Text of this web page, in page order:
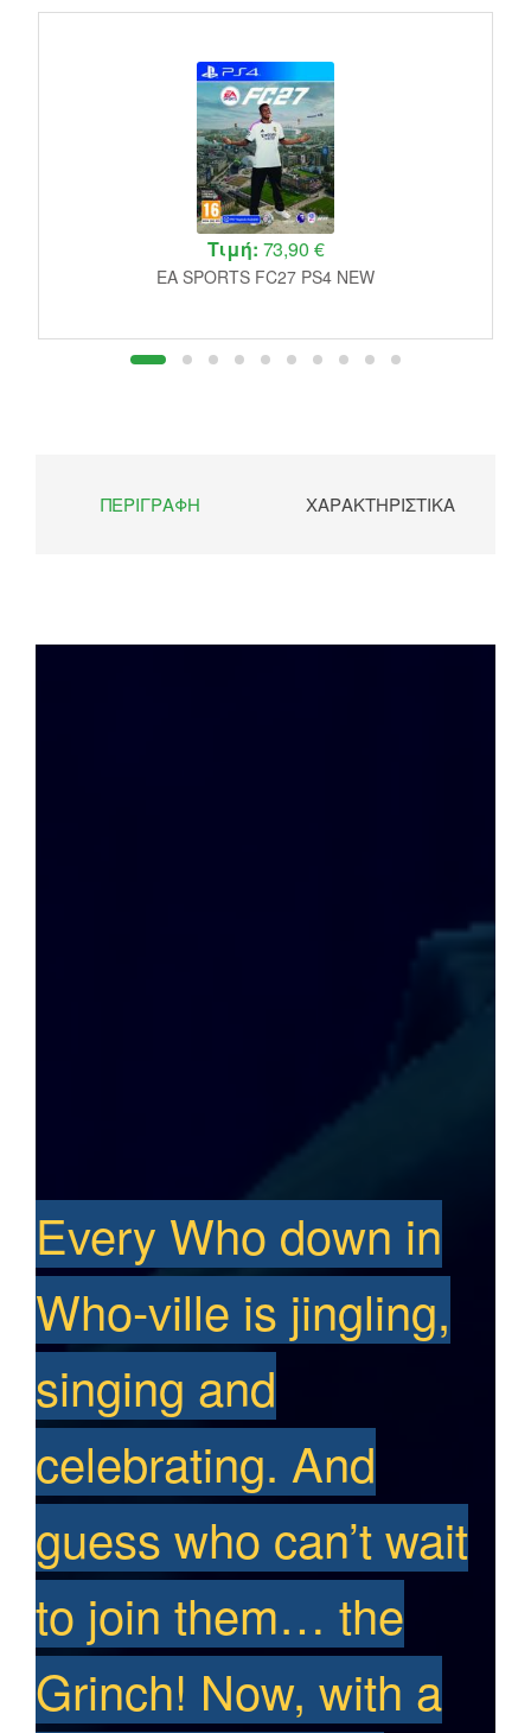
Τιμή: 73,90 €
EA SPORTS FC27 PS4 NEW
ΠΕΡΙΓΡΑΦΉ ΧΑΡΑΚΤΗΡΙΣΤΙΚΆ
Every Who down in
Who-ville is jingling,
singing and
celebrating. And
guess who can’t wait
to join them… the
Grinch! Now, with a